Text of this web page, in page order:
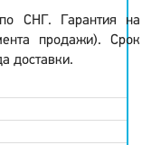
СНГ. Гарантия на
продажи). Срок
доставки.